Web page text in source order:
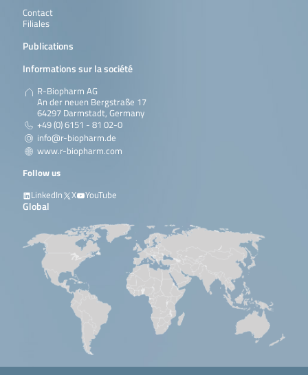
Contact
Filiales
Publications
Informations sur la société
R-Biopharm AG
An der neuen Bergstraße 17
64297 Darmstadt, Germany
+49 (0) 6151 - 81 02-0
info@r-biopharm.de
www.r-biopharm.com
Follow us
LinkedIn
X YouTube
Global